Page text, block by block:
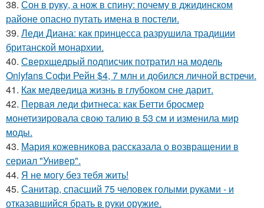
38. Сон в руку, а нож в спину: почему в джидинском
районе опасно путать имена в постели.
39. Леди Диана: как принцесса разрушила традиции
британской монархии.
40. Сверхщедрый подписчик потратил на модель
Onlyfans Софи Рейн $4, 7 млн и добился личной встречи.
41. Как медведица жизнь в глубоком сне дарит.
42. Первая леди фитнеса: как Бетти бросмер
монетизировала свою талию в 53 см и изменила мир
моды.
43. Мария кожевникова рассказала о возвращении в
сериал "Универ".
44. Я не могу без тебя жить!
45. Санитар, спасший 75 человек голыми руками - и
отказавшийся брать в руки оружие.